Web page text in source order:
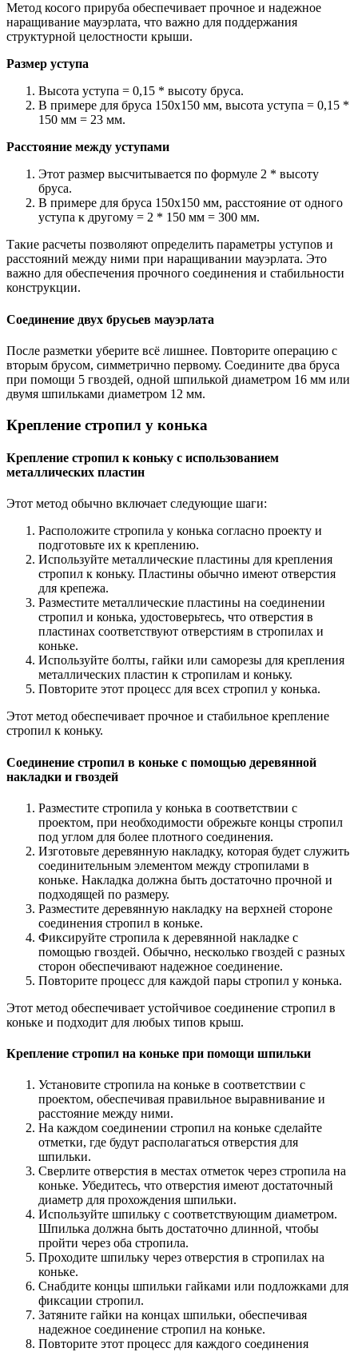
Метод косого прируба обеспечивает прочное и надежное
наращивание мауэрлата, что важно для поддержания
структурной целостности крыши.
Размер уступа
Высота уступа = 0,15 * высоту бруса.
В примере для бруса 150х150 мм, высота уступа = 0,15 *
150 мм = 23 мм.
Расстояние между уступами
Этот размер высчитывается по формуле 2 * высоту
бруса.
В примере для бруса 150х150 мм, расстояние от одного
уступа к другому = 2 * 150 мм = 300 мм.
Такие расчеты позволяют определить параметры уступов и
расстояний между ними при наращивании мауэрлата. Это
важно для обеспечения прочного соединения и стабильности
конструкции.
Соединение двух брусьев мауэрлата
После разметки уберите всё лишнее. Повторите операцию с
вторым брусом, симметрично первому. Соедините два бруса
при помощи 5 гвоздей, одной шпилькой диаметром 16 мм или
двумя шпильками диаметром 12 мм.
Крепление стропил у конька
Крепление стропил к коньку с использованием
металлических пластин
Этот метод обычно включает следующие шаги:
Расположите стропила у конька согласно проекту и
подготовьте их к креплению.
Используйте металлические пластины для крепления
стропил к коньку. Пластины обычно имеют отверстия
для крепежа.
Разместите металлические пластины на соединении
стропил и конька, удостоверьтесь, что отверстия в
пластинах соответствуют отверстиям в стропилах и
коньке.
Используйте болты, гайки или саморезы для крепления
металлических пластин к стропилам и коньку.
Повторите этот процесс для всех стропил у конька.
Этот метод обеспечивает прочное и стабильное крепление
стропил к коньку.
Соединение стропил в коньке с помощью деревянной
накладки и гвоздей
Разместите стропила у конька в соответствии с
проектом, при необходимости обрежьте концы стропил
под углом для более плотного соединения.
Изготовьте деревянную накладку, которая будет служить
соединительным элементом между стропилами в
коньке. Накладка должна быть достаточно прочной и
подходящей по размеру.
Разместите деревянную накладку на верхней стороне
соединения стропил в коньке.
Фиксируйте стропила к деревянной накладке с
помощью гвоздей. Обычно, несколько гвоздей с разных
сторон обеспечивают надежное соединение.
Повторите процесс для каждой пары стропил у конька.
Этот метод обеспечивает устойчивое соединение стропил в
коньке и подходит для любых типов крыш.
Крепление стропил на коньке при помощи шпильки
Установите стропила на коньке в соответствии с
проектом, обеспечивая правильное выравнивание и
расстояние между ними.
На каждом соединении стропил на коньке сделайте
отметки, где будут располагаться отверстия для
шпильки.
Сверлите отверстия в местах отметок через стропила на
коньке. Убедитесь, что отверстия имеют достаточный
диаметр для прохождения шпильки.
Используйте шпильку с соответствующим диаметром.
Шпилька должна быть достаточно длинной, чтобы
пройти через оба стропила.
Проходите шпильку через отверстия в стропилах на
коньке.
Снабдите концы шпильки гайками или подложками для
фиксации стропил.
Затяните гайки на концах шпильки, обеспечивая
надежное соединение стропил на коньке.
Повторите этот процесс для каждого соединения